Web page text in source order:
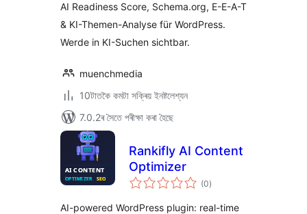
AI Readiness Score, Schema.org, E-E-A-T
& KI-Themen-Analyse für WordPress.
Werde in KI-Suchen sichtbar.
muenchmedia
10টাতকৈ কমটা সক্ৰিয় ইনষ্টলেশ্যন
7.0.2ৰ সৈতে পৰীক্ষা কৰা হৈছে
Rankifly AI Content
Optimizer
(0টা
মুঠ)
AI-powered WordPress plugin: real-time